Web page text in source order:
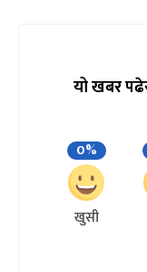
यो खबर
0%
खुसी